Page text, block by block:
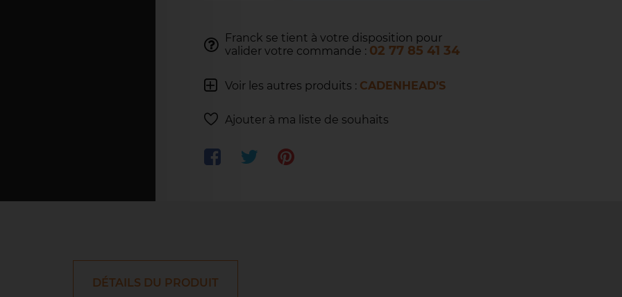
Franck se tient à votre disposition pour
valider votre commande : 02 77 85 41 34
Voir les autres produits : CADENHEAD'S
Ajouter à ma liste de souhaits
DÉTAILS DU PRODUIT